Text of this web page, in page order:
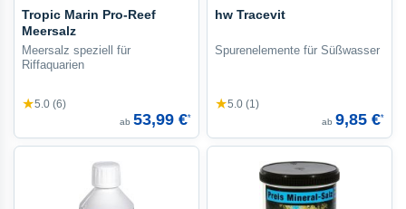
Tropic Marin Pro-Reef
Meersalz
Meersalz speziell für
Riffaquarien
★5.0 (6)
ab 53,99 €*
hw Tracevit
Spurenelemente für Süßwasser
★5.0 (1)
ab 9,85 €*